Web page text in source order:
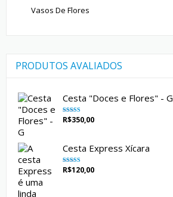
Vasos De Flores
PRODUTOS AVALIADOS
Cesta "Doces e Flores" - G
Avaliação
5.00de 5
R$350,00
Cesta Express Xícara
Avaliação
5.00 de 5
R$120,00